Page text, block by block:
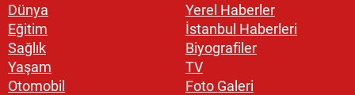
Dünya
Eğitim
Sağlık
Yaşam
Otomobil
Yerel Haberler
İstanbul Haberleri
Biyografiler
TV
Foto Galeri